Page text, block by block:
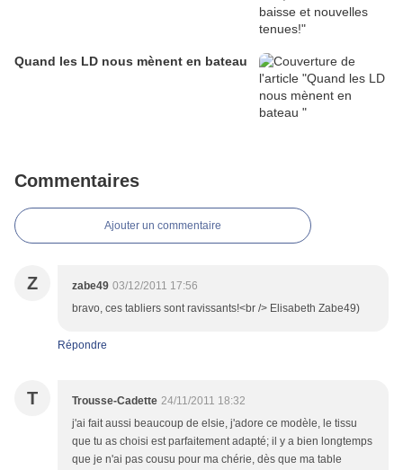
Quand les LD nous mènent en bateau
Commentaires
Ajouter un commentaire
Z zabe49 03/12/2011 17:56
bravo, ces tabliers sont ravissants!<br /> Elisabeth Zabe49)
Répondre
T Trousse-Cadette 24/11/2011 18:32
j'ai fait aussi beaucoup de elsie, j'adore ce modèle, le tissu
que tu as choisi est parfaitement adapté; il y a bien longtemps
que je n'ai pas cousu pour ma chérie, dès que ma table